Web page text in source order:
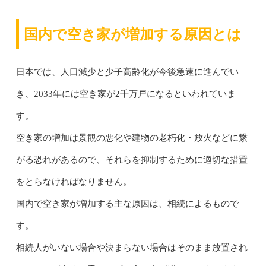
国内で空き家が増加する原因とは
日本では、人口減少と少子高齢化が今後急速に進んでい
き、2033年には空き家が2千万戸になるといわれていま
す。
空き家の増加は景観の悪化や建物の老朽化・放火などに繋
がる恐れがあるので、それらを抑制するために適切な措置
をとらなければなりません。
国内で空き家が増加する主な原因は、相続によるもので
す。
相続人がいない場合や決まらない場合はそのまま放置され